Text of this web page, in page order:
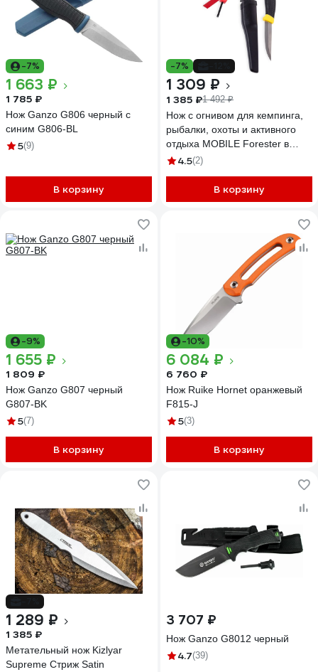
-7%
1 663 ₽
1 785 ₽
Нож Ganzo G806 черный c
синим G806-BL
5(9)
В корзину
-7%
1 309 ₽
1 385 ₽1 492 ₽
Нож с огнивом для кемпинга,
рыбалки, охоты и активного
отдыха MOBILE Forester в
пластиковом чехле MT-9
4.5(2)
В корзину
-9%
1 655 ₽
1 809 ₽
Нож Ganzo G807 черный
G807-BK
5(7)
В корзину
-10%
6 084 ₽
6 760 ₽
Нож Ruike Hornet оранжевый
F815-J
5(3)
В корзину
1 289 ₽
1 385 ₽
Метательный нож Kizlyar
Supreme Стриж Satin
3 707 ₽
Нож Ganzo G8012 черный
4.7(39)